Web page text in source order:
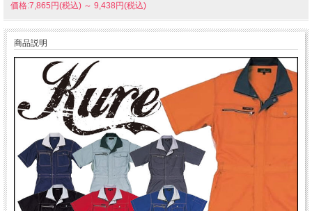
価格:7,865円(税込) ～ 9,438円(税込)
商品説明